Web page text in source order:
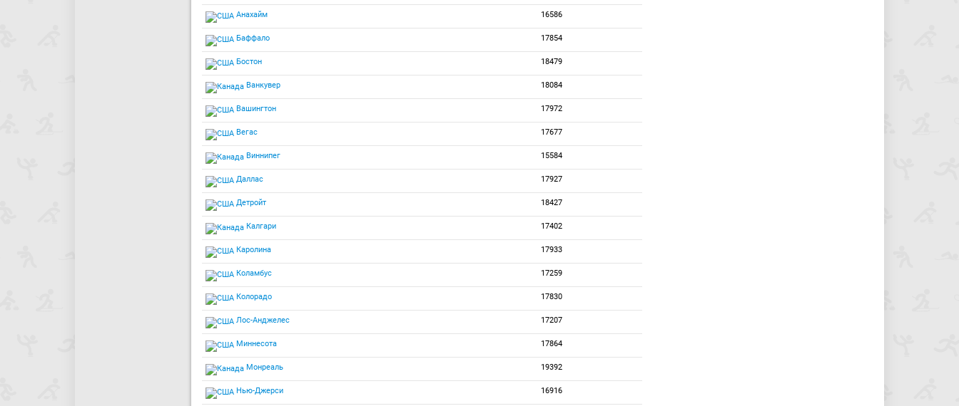
Анахайм 16586
Баффало 17854
Бостон 18479
Ванкувер 18084
Вашингтон 17972
Вегас 17677
Виннипег 15584
Даллас 17927
Детройт 18427
Калгари 17402
Каролина 17933
Коламбус 17259
Колорадо 17830
Лос-Анджелес 17207
Миннесота 17864
Монреаль 19392
Нью-Джерси 16916